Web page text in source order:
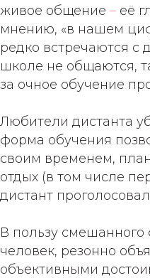
живое общение – её
мнению, «в нашем
редко встречаются с
школе не общаются,
за очное обучение
Любители дистанта
форма обучения
своим временем,
отдых (в том числе
дистант
В пользу смешанного
человек, резонно
объективными